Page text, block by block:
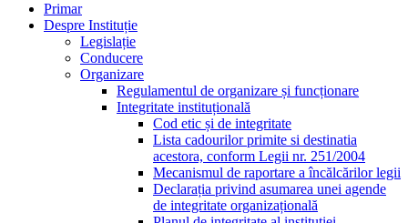
Primar
Despre Instituție
Legislație
Conducere
Organizare
Regulamentul de organizare și funcționare
Integritate instituțională
Cod etic și de integritate
Lista cadourilor primite si destinatia
acestora, conform Legii nr. 251/2004
Mecanismul de raportare a încălcărilor legii
Declarația privind asumarea unei agende
de integritate organizațională